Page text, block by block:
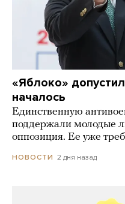
«Яблоко»
началось
Единственную
поддержали молодые
оппозиция. Ее уже
НОВОСТИ 2 дня назад